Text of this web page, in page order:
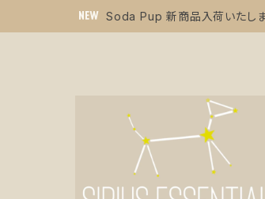
Soda Pup 新商品入荷いたし